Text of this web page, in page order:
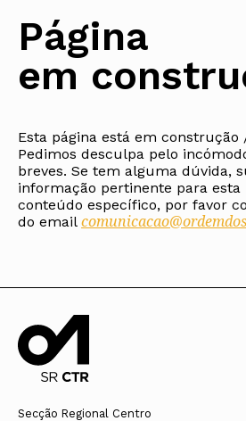
Nacional
Conselho Fiscal
Conselho Diretivo Regional
Conselho de Disciplina
Regional
Colégios
CAU
Protocolos
Institucionais
Protocolos Comerciais
SILUC
Apoio
Madeira
Açores
Notícias
Centro
Lisboa e Vale do Tejo
Alentejo
Algarve
Madeira
Açores
Página
em
Esta página está em construção
Pedimos desculpa pelo
breves. Se tem alguma dúvida,
informação pertinente para esta
conteúdo específico, por favor
do email
Secção Regional Centro